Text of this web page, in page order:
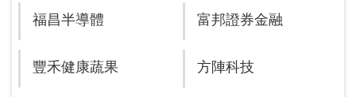
福昌半導體 富邦證券金融
豐禾健康蔬果 方陣科技